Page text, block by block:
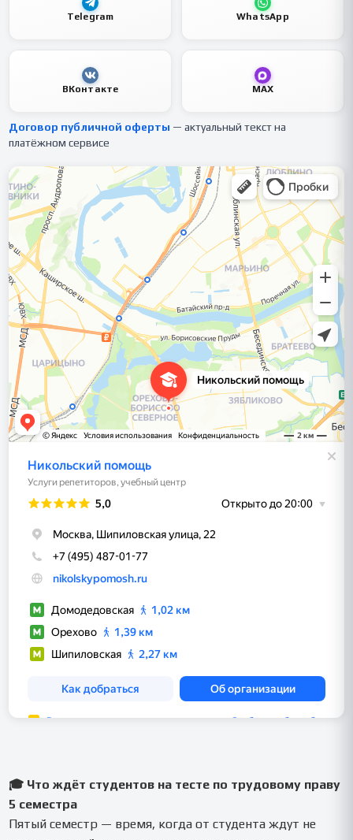
Telegram WhatsApp
ВКонтакте MAX
Договор публичной оферты — актуальный текст на
платёжном сервисе
🎓 Что ждёт студентов на тесте по трудовому праву
5 семестра
Пятый семестр — время, когда от студента ждут не